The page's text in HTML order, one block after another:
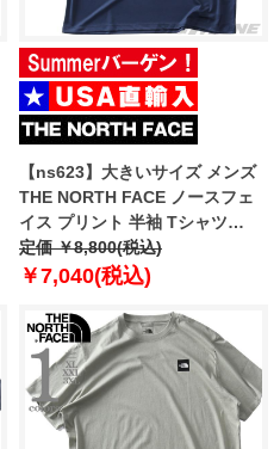
【ns623】大きいサイズ メンズ
THE NORTH FACE ノースフェ
イス プリント 半袖 Tシャツ
RECOVERY S/S TEE USA直輸入
nt7uq27b
定価 ￥8,800(税込)
￥7,040(税込)